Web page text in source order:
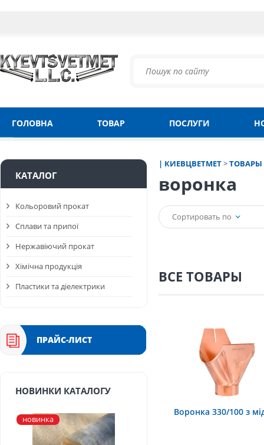
ГОЛОВНА ТОВАР ПОСЛУГИ
| КИЕВЦВЕТМЕТ>ТОВАРЫ
воронка
Сортировать по
ВСЕ ТОВАРЫ
Воронка 330/100 з
КАТАЛОГ
Кольоровий прокат
Сплави та припої
Нержавіючий прокат
Хімічна продукція
Пластики та діелектрики
ПРАЙС-ЛИСТ
НОВИНКИ КАТАЛОГУ
новинка